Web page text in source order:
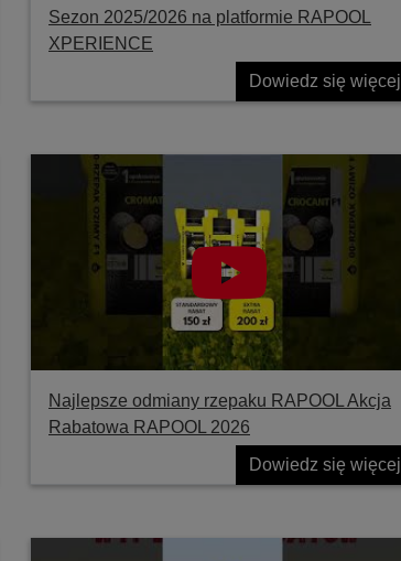
Sezon 2025/2026 na platformie RAPOOL
XPERIENCE
Dowiedz się więcej
Najlepsze odmiany rzepaku RAPOOL Akcja
Rabatowa RAPOOL 2026
Dowiedz się więcej